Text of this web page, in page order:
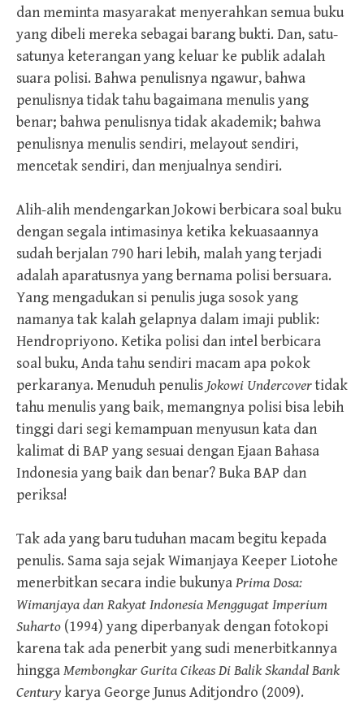
dan meminta masyarakat menyerahkan semua buku
yang dibeli mereka sebagai barang bukti. Dan, satu-
satunya keterangan yang keluar ke publik adalah
suara polisi. Bahwa penulisnya ngawur, bahwa
penulisnya tidak tahu bagaimana menulis yang
benar; bahwa penulisnya tidak akademik; bahwa
penulisnya menulis sendiri, melayout sendiri,
mencetak sendiri, dan menjualnya sendiri.
Alih-alih mendengarkan Jokowi berbicara soal buku
dengan segala intimasinya ketika kekuasaannya
sudah berjalan 790 hari lebih, malah yang terjadi
adalah aparatusnya yang bernama polisi bersuara.
Yang mengadukan si penulis juga sosok yang
namanya tak kalah gelapnya dalam imaji publik:
Hendropriyono. Ketika polisi dan intel berbicara
soal buku, Anda tahu sendiri macam apa pokok
perkaranya. Menuduh penulis Jokowi Undercovertidak
tahu menulis yang baik, memangnya polisi bisa lebih
tinggi dari segi kemampuan menyusun kata dan
kalimat di BAP yang sesuai dengan Ejaan Bahasa
Indonesia yang baik dan benar? Buka BAP dan
periksa!
Tak ada yang baru tuduhan macam begitu kepada
penulis. Sama saja sejak Wimanjaya Keeper Liotohe
menerbitkan secara indie bukunyaPrima Dosa:
Wimanjaya dan Rakyat Indonesia Menggugat Imperium
Suharto (1994) yang diperbanyak dengan fotokopi
karena tak ada penerbit yang sudi menerbitkannya
hinggaMembongkar Gurita Cikeas Di Balik Skandal Bank
Century karya George Junus Aditjondro (2009).